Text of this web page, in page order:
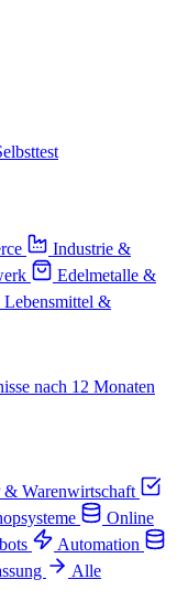
Industrie &
Edelmetalle &
Lebensmittel &
nach 12 Monaten
& Warenwirtschaft
Online
Automation
Alle